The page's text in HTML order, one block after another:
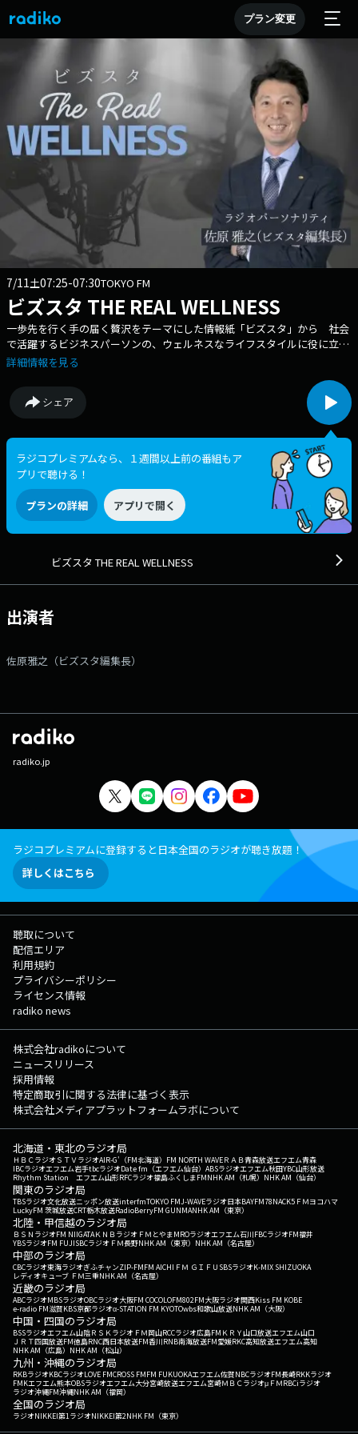
プラン変更
7/11土07:25-07:30TOKYO FM
ビズスタ THE REAL WELLNESS
一歩先を行く手の届く贅沢をテーマにした情報紙「ビズスタ」から 社会
で活躍するビジネスパーソンの、ウェルネスなライフスタイルに役に立
つ 最新情報をお届けします。 番組Webサイト：
詳細情報を見る
シェア
ラジコプレミアムなら、１週間以上前の番組もア
プリで聴ける！
プランの詳細 アプリで開く
ビズスタ THE REAL WELLNESS
出演者
佐原雅之（ビズスタ編集長）
radiko.jp
ラジコプレミアムに登録すると日本全国のラジオが聴き放題！
詳しくはこちら
聴取について
配信エリア
利用規約
プライバシーポリシー
ライセンス情報
radiko news
株式会社radikoについて
ニュースリリース
採用情報
特定商取引に関する法律に基づく表示
株式会社メディアプラットフォームラボについて
北海道・東北のラジオ局
ＨＢＣラジオＳＴＶラジオAIR-G'（FM北海道） FM NORTH WAVEＲＡＢ青森放送エフエム青森
IBCラジオエフエム岩手tbcラジオDate fm（エフエム仙台） ABSラジオエフエム秋田YBC山形放送
Rhythm Station エフエム山形RFCラジオ福島ふくしまFMNHK AM（札幌） NHK AM（仙台）
関東のラジオ局
TBSラジオ文化放送ニッポン放送interfmTOKYO FMJ-WAVEラジオ日本BAYFM78NACK5 ＦＭヨコハマ
LuckyFM 茨城放送CRT栃木放送RadioBerryFM GUNMANHK AM（東京）
北陸・甲信越のラジオ局
ＢＳＮラジオFM NIIGATAＫＮＢラジオ ＦＭとやまMROラジオエフエム石川FBCラジオFM福井
YBSラジオFM FUJISBCラジオ ＦＭ長野NHK AM（東京） NHK AM（名古屋）
中部のラジオ局
CBCラジオ東海ラジオぎふチャンZIP-FMFM AICHI ＦＭ ＧＩＦＵ SBSラジオK-MIX SHIZUOKA
レディオキューブ ＦＭ三重NHK AM（名古屋）
近畿のラジオ局
ABCラジオMBSラジオOBCラジオ大阪FM COCOLOFM802FM大阪ラジオ関西Kiss FM KOBE
e-radio FM滋賀KBS京都ラジオα-STATION FM KYOTOwbs和歌山放送NHK AM（大阪）
中国・四国のラジオ局
BSSラジオエフエム山陰ＲＳＫラジオ ＦＭ岡山RCCラジオ広島FM ＫＲＹ山口放送エフエム山口
ＪＲＴ四国放送FM徳島RNC西日本放送FM香川RNB南海放送FM愛媛RKC高知放送エフエム高知
NHK AM（広島） NHK AM（松山）
九州・沖縄のラジオ局
RKBラジオKBCラジオLOVE FMCROSS FMFM FUKUOKAエフエム佐賀NBCラジオFM長崎RKKラジオ
FMKエフエム熊本OBSラジオエフエム大分宮崎放送エフエム宮崎ＭＢＣラジオμＦＭRBCiラジオ
ラジオ沖縄FM沖縄NHK AM（福岡）
全国のラジオ局
ラジオNIKKEI第1ラジオNIKKEI第2NHK FM（東京）